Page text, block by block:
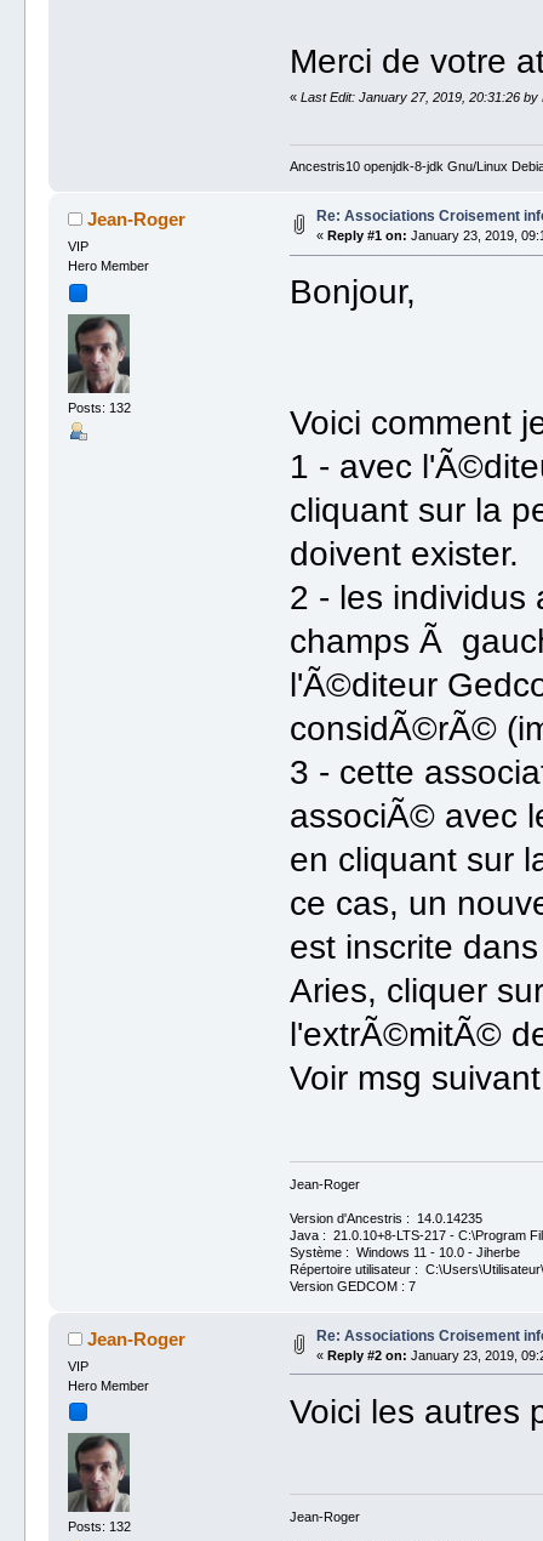
Merci de votre
«Last Edit: January 27, 2019, 20:31:26 by
Ancestris10 openjdk-8-jdk Gnu/Linux
Jean-Roger
VIP
Hero Member
Posts: 132
Re: Associations Croisement
« Reply #1 on: January 23, 2019,
Bonjour,
Voici comment
1 - avec
cliquant sur la
doivent exister.
2 - les individus
champs Ã
l'Ã©diteur
considÃ©rÃ©
3 - cette
associÃ© avec
en cliquant sur
ce cas, un
est inscrite
Aries, cliquer
l'extrÃ©mitÃ©
Voir msg
Jean-Roger
Version d'Ancestris : 14.0.14235
Java : 21.0.10+8-LTS-217 - C:\Program
Système : Windows 11 - 10.0 - Jiherbe
Répertoire utilisateur :
Version GEDCOM : 7
Jean-Roger
VIP
Hero Member
Posts: 132
Re: Associations Croisement
« Reply #2 on: January 23, 2019,
Voici les autres
Jean-Roger